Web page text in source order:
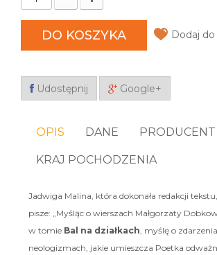
DO KOSZYKA Dodaj
Udostępnij Google+
OPIS DANE PRODUCENT
KRAJ POCHODZENIA
Jadwiga Malina, która dokonała redakcji
pisze: „Myśląc o wierszach Małgorzaty
w tomie Bal na działkach , myślę o
neologizmach, jakie umieszcza Poetka